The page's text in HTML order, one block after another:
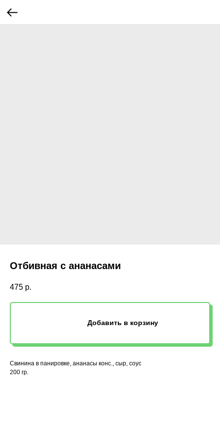
Отбивная с ананасами
475 р.
Добавить в корзину
Свинина в панировке, ананасы конс., сыр, соус
200 гр.